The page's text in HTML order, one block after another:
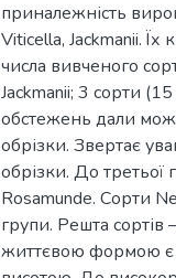
приналежність
Viticella, Jackmanii. Їх
числа вивченого
Jackmanii; 3 сорти
обстежень дали
обрізки. Звертає
обрізки. До третьої
Rosamunde. Сорти
групи. Решта сортів
життєвою формою є